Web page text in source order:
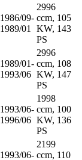
1986/09-
1989/01
2996
ccm, 105
KW, 143
PS
1989/01-
1993/06
2996
ccm, 108
KW, 147
PS
1993/06-
1996/06
1998
ccm, 100
KW, 136
PS
1993/06-
2199
ccm, 110